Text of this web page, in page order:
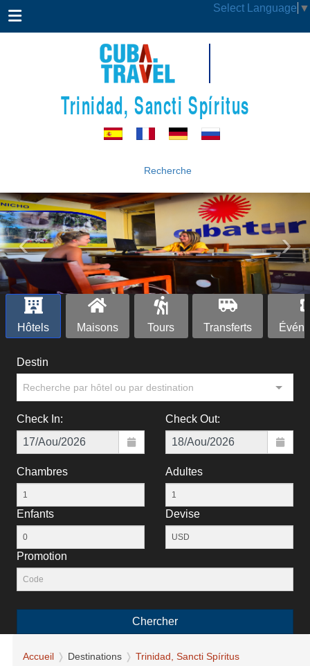
Select Language ▼
Trinidad, Sancti Spíritus
Recherche
‹ ›
Hôtels Maisons Tours Transferts
Destin
Recherche par hôtel ou par destination
Check In: Check Out:
Chambres Adultes
Enfants Devise
Рromotion
Chercher
Accueil Destinations Trinidad, Sancti Spíritus